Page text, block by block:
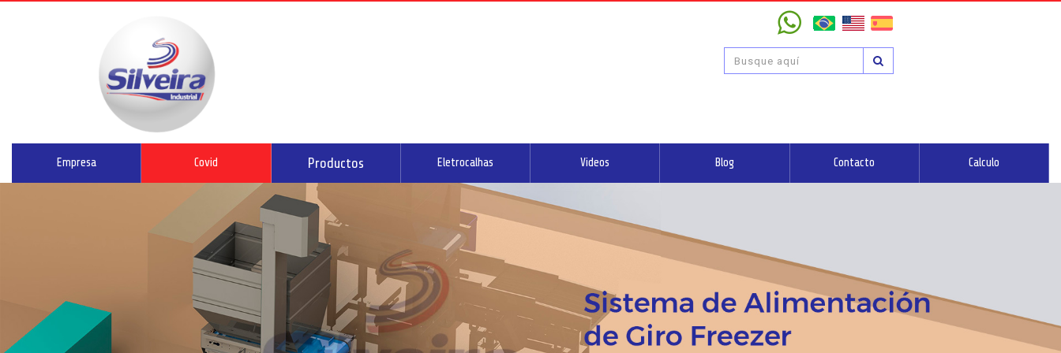
Empresa Covid Productos Eletrocalhas Videos Blog Contacto Calculo